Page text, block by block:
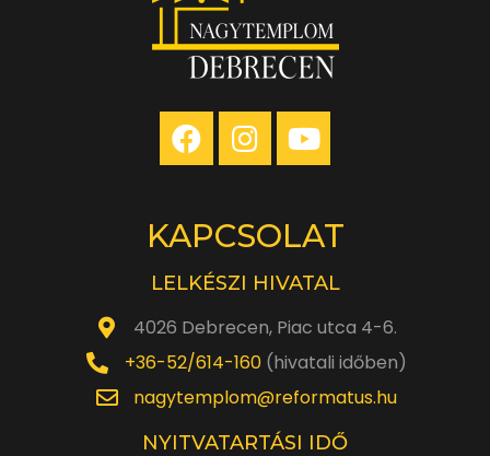
KAPCSOLAT
LELKÉSZI HIVATAL
4026 Debrecen, Piac utca 4-6.
+36-52/614-160(hivatali időben)
nagytemplom@reformatus.hu
NYITVATARTÁSI IDŐ